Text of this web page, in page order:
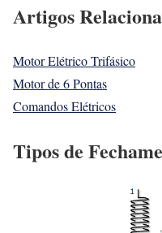
Artigos
Motor Elétrico Trifásico
Motor de 6 Pontas
Comandos Elétricos
Tipos de